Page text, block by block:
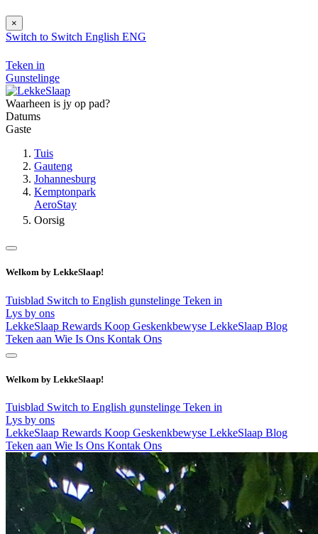
×
Switch to Switch English ENG
Teken in
Gunstelinge
Waarheen is jy op pad?
Datums
Gaste
Tuis
Gauteng
Johannesburg
Kemptonpark
AeroStay
Oorsig
Welkom by LekkeSlaap!
Tuisblad Switch to English gunstelinge Teken in
Lys by ons
LekkeSlaap Rewards Koop Geskenkbewyse LekkeSlaap Blog
Teken aan Wie Is Ons Kontak Ons
Welkom by LekkeSlaap!
Tuisblad Switch to English gunstelinge Teken in
Lys by ons
LekkeSlaap Rewards Koop Geskenkbewyse LekkeSlaap Blog
Teken aan Wie Is Ons Kontak Ons